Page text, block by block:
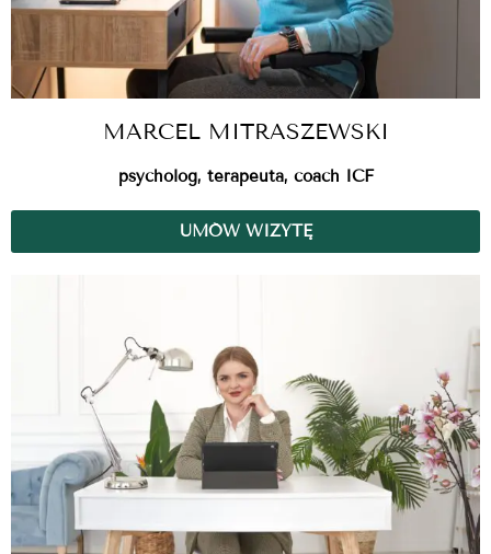
MARCEL MITRASZEWSKI
psycholog, terapeuta, coach ICF
UMÓW WIZYTĘ